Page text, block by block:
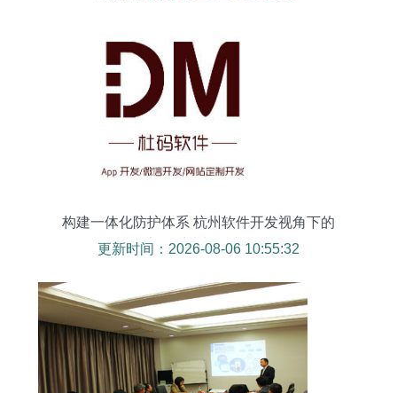
构建一体化防护体系 杭州软件开发视角下的
CRM、客服系统与攻击防护联动
更新时间：2026-08-06 10:55:32